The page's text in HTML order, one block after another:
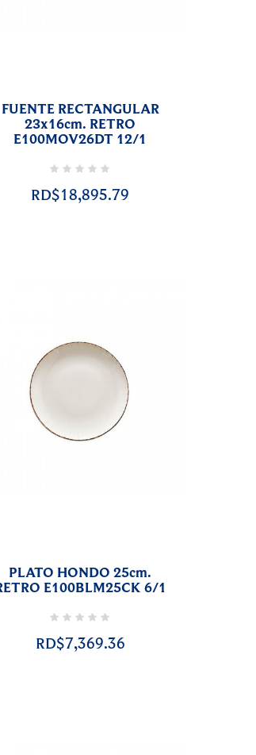
FUENTE RECTANGULAR
23x16cm. RETRO
E100MOV26DT 12/1
RD$18,895.79
PLATO HONDO 25cm.
E100BLM25CK 6/1
RD$7,369.36